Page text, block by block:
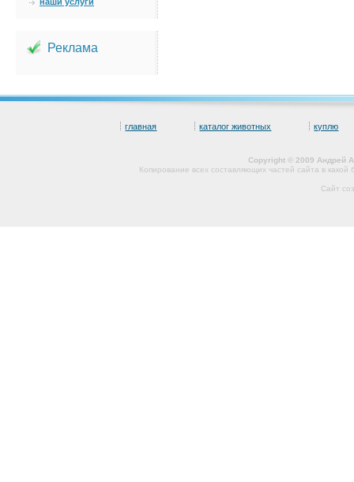
Реклама
главная каталог животных куплю
Copyright © 2009 Андрей
Копирование всех составляющих частей сайта в
Сайт